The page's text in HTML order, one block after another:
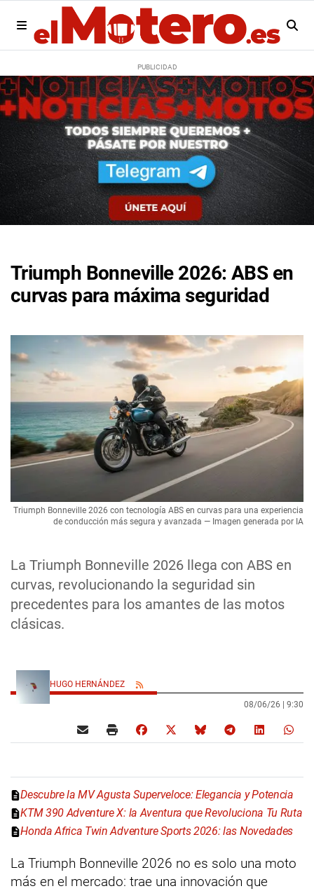
Triumph Bonneville 2026: ABS en
curvas para máxima seguridad
La Triumph Bonneville 2026 llega con ABS en
curvas, revolucionando la seguridad sin
precedentes para los amantes de las motos
clásicas.
Triumph Bonneville 2026 con tecnología ABS en curvas para una experiencia
de conducción más segura y avanzada — Imagen generada por IA
HUGO HERNÁNDEZ
08/06/26 | 9:30
Descubre la MV Agusta Superveloce: Elegancia y Potencia
KTM 390 Adventure X: la Aventura que Revoluciona Tu Ruta
Honda Africa Twin Adventure Sports 2026: las Novedades
La Triumph Bonneville 2026 no es solo una moto
más en el mercado: trae una innovación que